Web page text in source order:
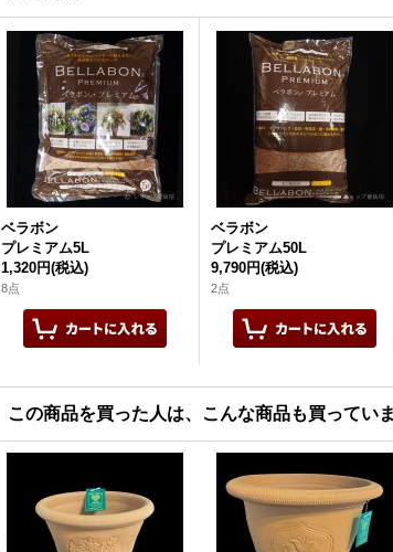
ベラボン
プレミアム5L
1,320円(税込)
8点
ベラボン
プレミアム50L
9,790円(税込)
2点
この商品を買った人は、こんな商品も買ってい